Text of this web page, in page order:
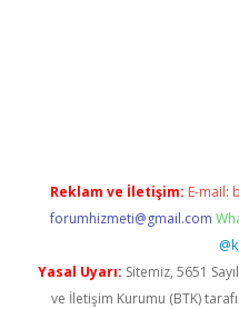
Reklam ve İletişim: E-mail:
forumhizmeti@gmail.com
Yasal Uyarı: Sitemiz, 5651
ve İletişim Kurumu (BTK)